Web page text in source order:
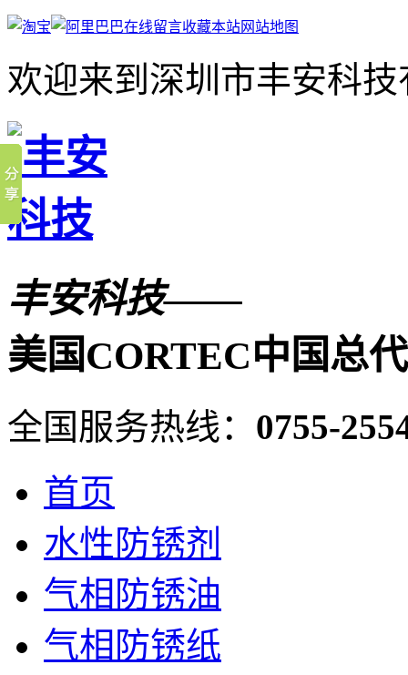
在线留言收藏本站网站地图
欢迎来到深圳市丰安科
丰安科技——
美国CORTEC中国总
全国服务热线： 0755-
首页
水性防锈剂
气相防锈油
气相防锈纸